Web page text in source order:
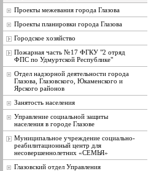
Проекты межевания города Глазова
Проекты планировки города Глазова
Городское хозяйство
Пожарная часть №17 ФГКУ "2 отряд
ФПС по Удмуртской Республике"
Отдел надзорной деятельности города
Глазова, Глазовского, Юкаменского и
Ярского районов
Занятость населения
Управление социальной защиты
населения в городе Глазове
Муниципальное учреждение социально-
реабилитационный центр для
несовершеннолетних «СЕМЬЯ»
Глазовский отдел Управления